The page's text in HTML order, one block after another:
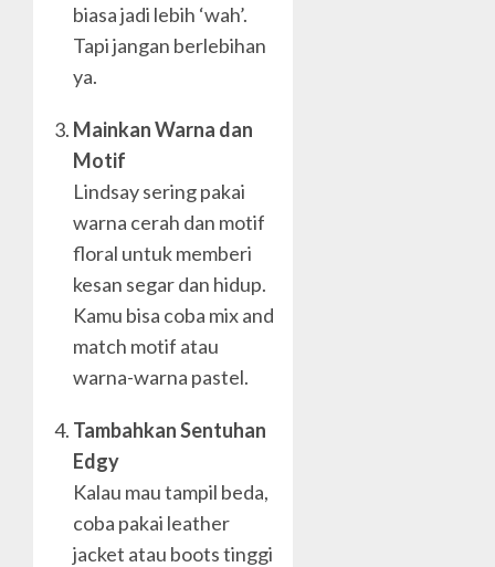
biasa jadi lebih ‘wah’.
Tapi jangan berlebihan
ya.
Mainkan Warna dan
Motif
Lindsay sering pakai
warna cerah dan motif
floral untuk memberi
kesan segar dan hidup.
Kamu bisa coba mix and
match motif atau
warna-warna pastel.
Tambahkan Sentuhan
Edgy
Kalau mau tampil beda,
coba pakai leather
jacket atau boots tinggi